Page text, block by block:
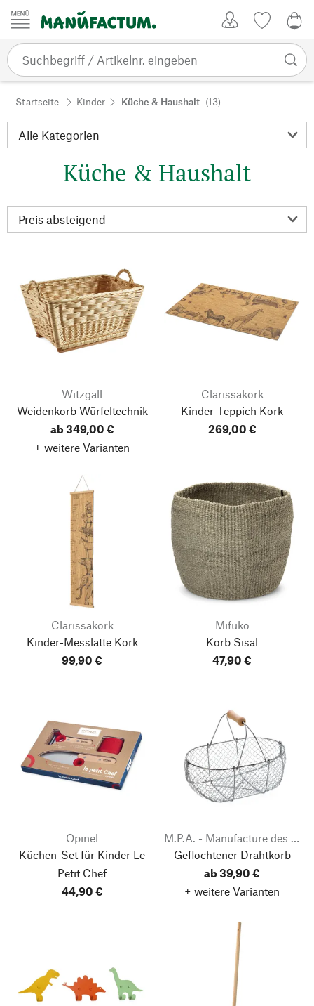
Zum Inhalt springen
Startseite Kinder Küche & Haushalt (13)
Küche & Haushalt
Witzgall
Weidenkorb Würfeltechnik
ab 349,00 €
+ weitere Varianten
Clarissakork
Kinder-Teppich Kork
269,00 €
Clarissakork
Kinder-Messlatte Kork
99,90 €
Mifuko
Korb Sisal
47,90 €
Opinel
Küchen-Set für Kinder Le
Petit Chef
44,90 €
M.P.A. - Manufacture des Production
Geflochtener Drahtkorb
ab 39,90 €
+ weitere Varianten